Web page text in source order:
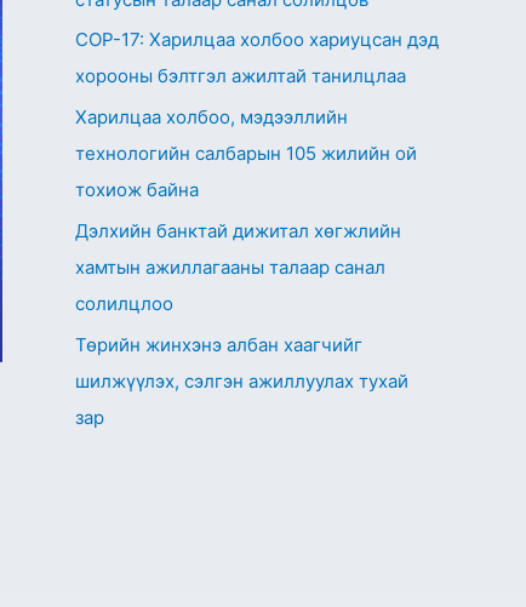
СОР-17: Харилцаа холбоо хариуцсан дэд
хорооны бэлтгэл ажилтай танилцлаа
Харилцаа холбоо, мэдээллийн
технологийн салбарын 105 жилийн ой
тохиож байна
Дэлхийн банктай дижитал хөгжлийн
хамтын ажиллагааны талаар санал
солилцлоо
Төрийн жинхэнэ албан хаагчийг
шилжүүлэх, сэлгэн ажиллуулах тухай
зар